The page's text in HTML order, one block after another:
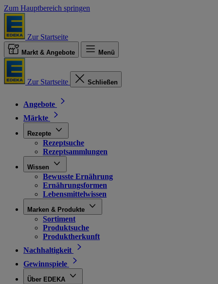
Zum Hauptbereich springen
Zur Startseite
Markt & Angebote Menü
Zur Startseite Schließen
Angebote
Märkte
Rezepte
Rezeptsuche
Rezeptsammlungen
Wissen
Bewusste Ernährung
Ernährungsformen
Lebensmittelwissen
Marken & Produkte
Sortiment
Produktsuche
Produktherkunft
Nachhaltigkeit
Gewinnspiele
Über EDEKA